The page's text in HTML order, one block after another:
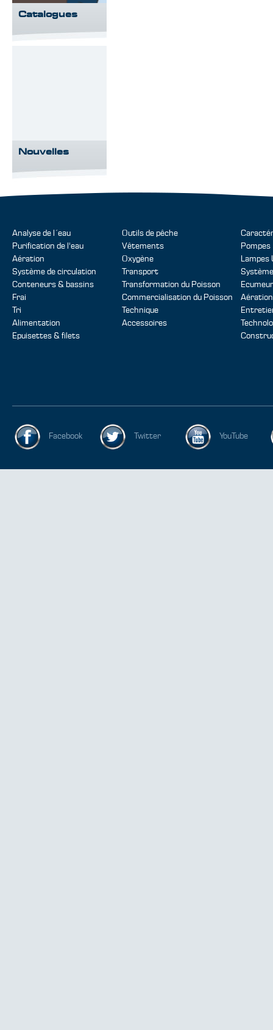
Catalogues
Nouvelles
Analyse de l´eau
Purification de l'eau
Aération
Système de circulation
Conteneurs & bassins
Frai
Tri
Alimentation
Epuisettes & filets
Outils de pêche
Vêtements
Oxygène
Transport
Transformation du Poisson
Commercialisation du Poisson
Technique
Accessoires
Pompes
Lampes
Facebook Twitter YouTube